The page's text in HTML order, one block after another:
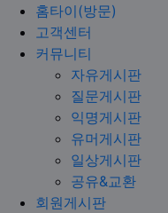
홈타이(방문)
고객센터
커뮤니티
자유게시판
질문게시판
익명게시판
유머게시판
일상게시판
공유&교환
회원게시판